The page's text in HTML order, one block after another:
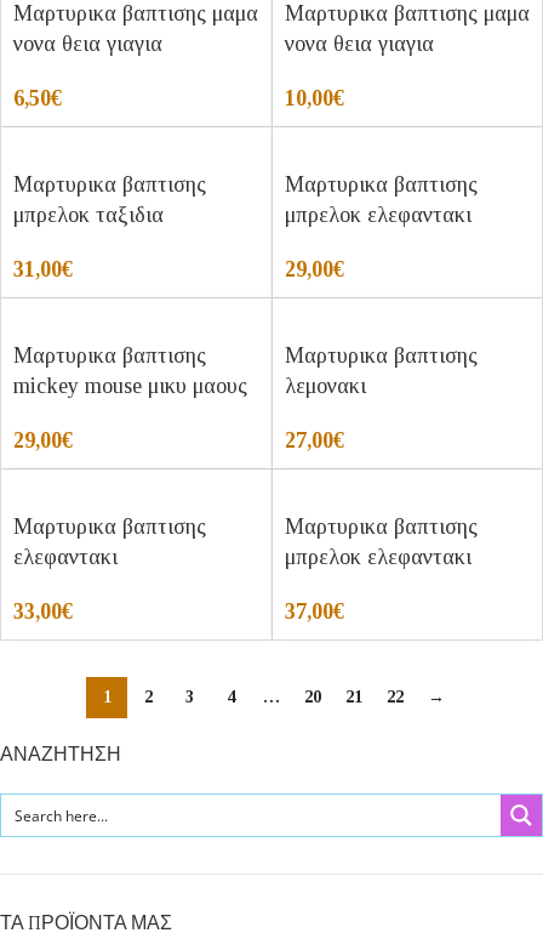
Μαρτυρικα βαπτισης μαμα
νονα θεια γιαγια
6,50€
Μαρτυρικα βαπτισης μαμα
νονα θεια γιαγια
10,00€
Μαρτυρικα βαπτισης
μπρελοκ ταξιδια
31,00€
Μαρτυρικα βαπτισης
μπρελοκ ελεφαντακι
29,00€
Μαρτυρικα βαπτισης
mickey mouse μικυ μαους
29,00€
Μαρτυρικα βαπτισης
λεμονακι
27,00€
Μαρτυρικα βαπτισης
ελεφαντακι
33,00€
Μαρτυρικα βαπτισης
μπρελοκ ελεφαντακι
37,00€
1 2 3 4 … 20 21 22 →
ΑΝΑΖΗΤΗΣΗ
ΤΑ ΠΡΟΪΟΝΤΑ ΜΑΣ